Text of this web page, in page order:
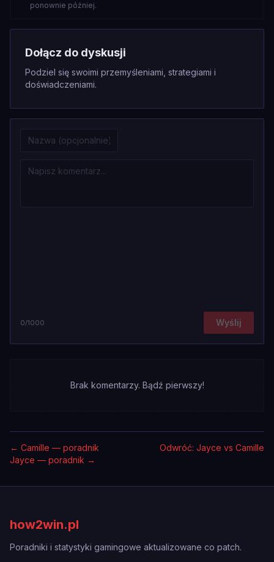
ponownie później.
Dołącz do dyskusji
Podziel się swoimi przemyśleniami, strategiami i
doświadczeniami.
0/1000 Wyślij
Brak komentarzy. Bądź pierwszy!
← Camille — poradnik
Odwróć: Jayce vs Camille
Jayce — poradnik →
how2win.pl
Poradniki i statystyki gamingowe aktualizowane co patch.